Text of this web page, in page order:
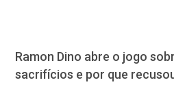
Ramon Dino abre o jogo
sacrifícios e por que